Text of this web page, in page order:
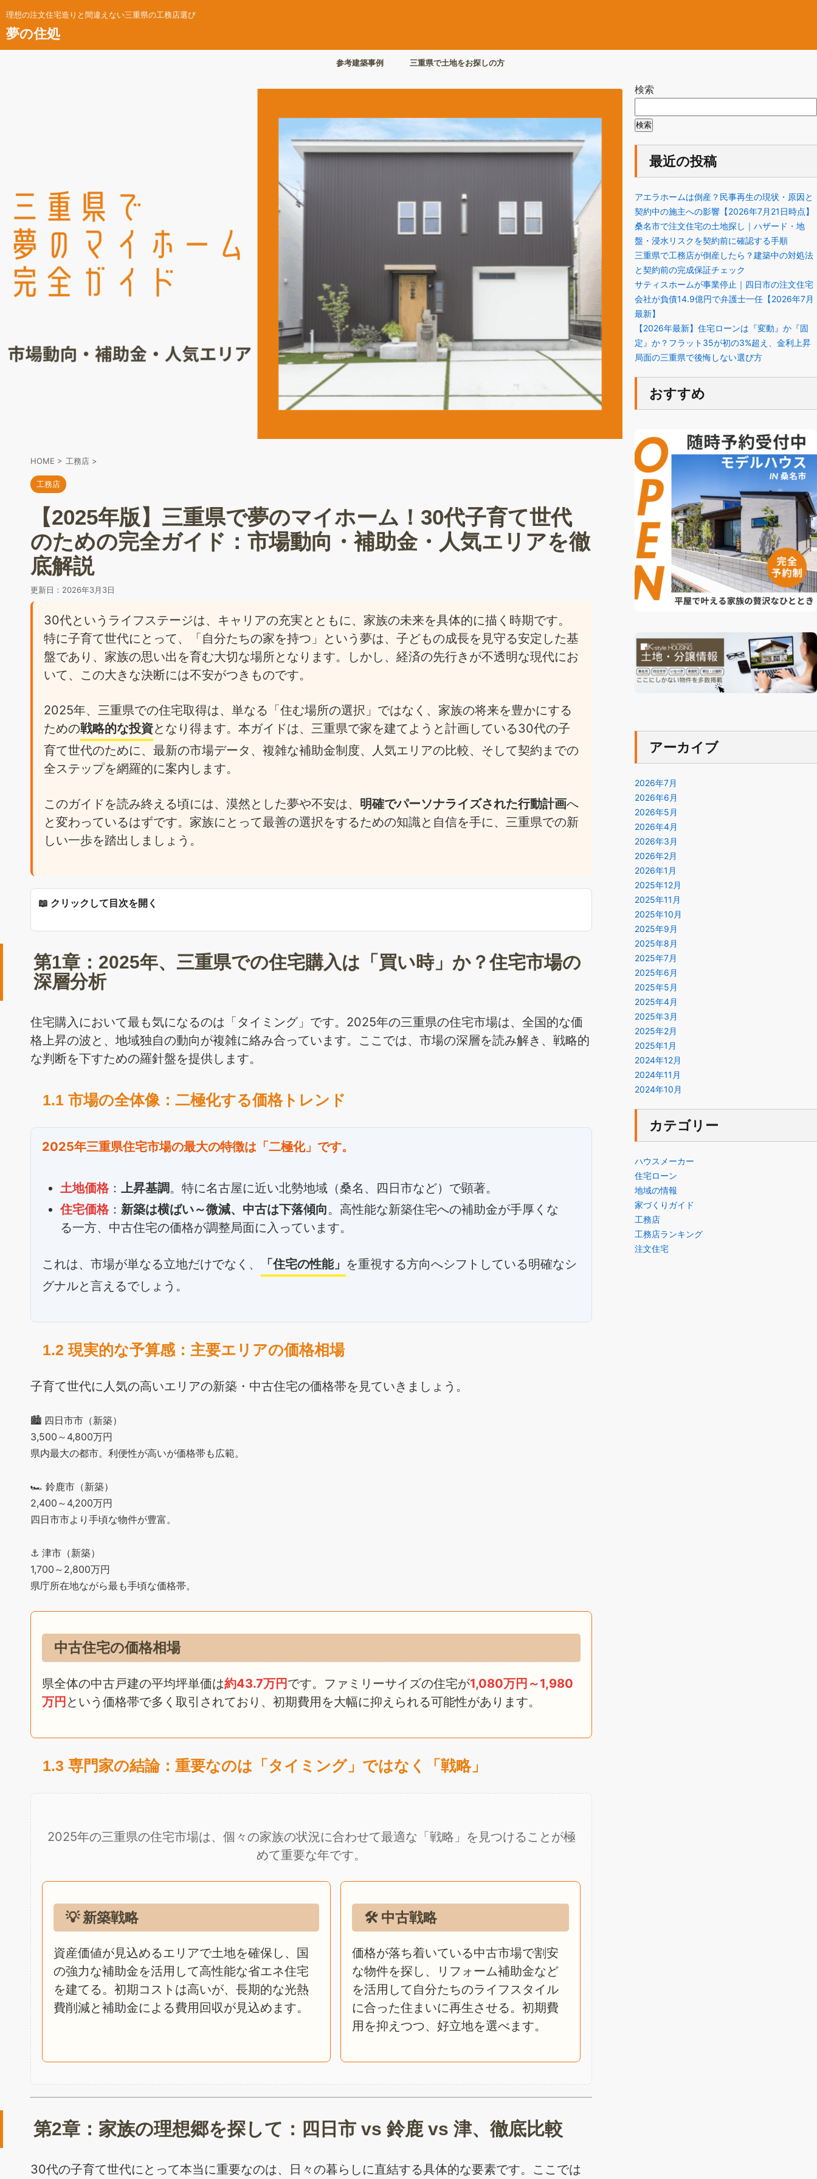
理想の注文住宅造りと間違えない三重県の工務店選び
夢の住処
参考建築事例 三重県で土地をお探しの方
HOME > 工務店 >
工務店
【2025年版】三重県で夢のマイホーム！30代子育て世代
のための完全ガイド：市場動向・補助金・人気エリアを徹
底解説
更新日： 2026年3月3日
30代というライフステージは、キャリアの充実とともに、家族の未来を具体的に描く時期です。
特に子育て世代にとって、「自分たちの家を持つ」という夢は、子どもの成長を見守る安定した基
盤であり、家族の思い出を育む大切な場所となります。しかし、経済の先行きが不透明な現代にお
いて、この大きな決断には不安がつきものです。
2025年、三重県での住宅取得は、単なる「住む場所の選択」ではなく、家族の将来を豊かにする
ための戦略的な投資となり得ます。本ガイドは、三重県で家を建てようと計画している30代の子
育て世代のために、最新の市場データ、複雑な補助金制度、人気エリアの比較、そして契約までの
全ステップを網羅的に案内します。
このガイドを読み終える頃には、漠然とした夢や不安は、 明確でパーソナライズされた行動計画へ
と変わっているはずです。家族にとって最善の選択をするための知識と自信を手に、三重県での新
しい一歩を踏出しましょう。
📖 クリックして目次を開く
第1章：2025年、三重県での住宅購入は「買い時」か？住宅市場の
深層分析
住宅購入において最も気になるのは「タイミング」です。2025年の三重県の住宅市場は、全国的な価
格上昇の波と、地域独自の動向が複雑に絡み合っています。ここでは、市場の深層を読み解き、戦略的
な判断を下すための羅針盤を提供します。
1.1 市場の全体像：二極化する価格トレンド
2025年三重県住宅市場の最大の特徴は「二極化」です。
土地価格 ： 上昇基調。特に名古屋に近い北勢地域（桑名、四日市など）で顕著。
住宅価格 ： 新築は横ばい～微減、中古は下落傾向。高性能な新築住宅への補助金が手厚くな
る一方、中古住宅の価格が調整局面に入っています。
これは、市場が単なる立地だけでなく、 「住宅の性能」 を重視する方向へシフトしている明確なシ
グナルと言えるでしょう。
1.2 現実的な予算感：主要エリアの価格相場
子育て世代に人気の高いエリアの新築・中古住宅の価格帯を見ていきましょう。
🏙️ 四日市市（新築）
3,500～4,800万円
県内最大の都市。利便性が高いが価格帯も広範。
🏎️ 鈴鹿市（新築）
2,400～4,200万円
四日市市より手頃な物件が豊富。
⚓ 津市（新築）
1,700～2,800万円
県庁所在地ながら最も手頃な価格帯。
中古住宅の価格相場
県全体の中古戸建の平均坪単価は約43.7万円です。ファミリーサイズの住宅が1,080万円～1,980
万円 という価格帯で多く取引されており、初期費用を大幅に抑えられる可能性があります。
1.3 専門家の結論：重要なのは「タイミング」ではなく「戦略」
2025年の三重県の住宅市場は、個々の家族の状況に合わせて最適な「戦略」を見つけることが極
めて重要な年です。
💡 新築戦略
資産価値が見込めるエリアで土地を確保し、国
の強力な補助金を活用して高性能な省エネ住宅
を建てる。初期コストは高いが、長期的な光熱
費削減と補助金による費用回収が見込めます。
🛠️ 中古戦略
価格が落ち着いている中古市場で割安
な物件を探し、リフォーム補助金など
を活用して自分たちのライフスタイル
に合った住まいに再生させる。初期費
用を抑えつつ、好立地を選べます。
第2章：家族の理想郷を探して：四日市 vs 鈴鹿 vs 津、徹底比較
30代の子育て世代にとって本当に重要なのは、日々の暮らしに直結する具体的な要素です。ここでは
検索
検索
最近の投稿
アエラホームは倒産？民事再生の現状・原因と
契約中の施主への影響【2026年7月21日時点】
桑名市で注文住宅の土地探し｜ハザード・地
盤・浸水リスクを契約前に確認する手順
三重県で工務店が倒産したら？建築中の対処法
と契約前の完成保証チェック
サティスホームが事業停止｜四日市の注文住宅
会社が負債14.9億円で弁護士一任【2026年7月
最新】
【2026年最新】住宅ローンは『変動』か『固
定』か？フラット35が初の3%超え、金利上昇
局面の三重県で後悔しない選び方
おすすめ
アーカイブ
2026年7月
2026年6月
2026年5月
2026年4月
2026年3月
2026年2月
2026年1月
2025年12月
2025年11月
2025年10月
2025年9月
2025年8月
2025年7月
2025年6月
2025年5月
2025年4月
2025年3月
2025年2月
2025年1月
2024年12月
2024年11月
2024年10月
カテゴリー
ハウスメーカー
住宅ローン
地域の情報
家づくりガイド
工務店
工務店ランキング
注文住宅